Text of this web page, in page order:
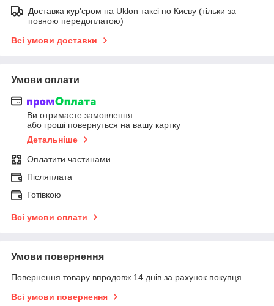
Доставка кур'єром на Uklon таксі по Києву (тільки за
повною передоплатою)
Всі умови доставки
Умови оплати
Ви отримаєте замовлення
або гроші повернуться на вашу картку
Детальніше
Оплатити частинами
Післяплата
Готівкою
Всі умови оплати
Умови повернення
Повернення товару впродовж 14 днів за рахунок покупця
Всі умови повернення